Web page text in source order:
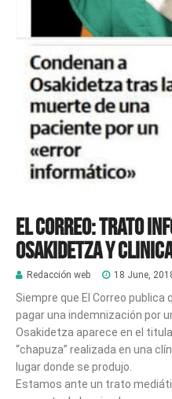
EL CORREO: TRATO
OSAKIDETZA Y
Redacción web 18 June,
Siempre que El Correo
pagar una indemnización por
Osakidetza aparece en el
“chapuza” realizada en una
lugar donde se produjo.
Estamos ante un trato